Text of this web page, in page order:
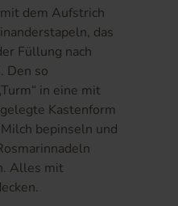
dem Aufstrich
das
Füllung nach
Den so
in eine mit
Kastenform
bepinseln und
Alles mit